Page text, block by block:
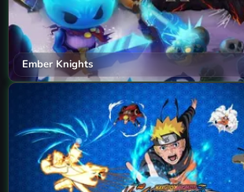
Ember Knights